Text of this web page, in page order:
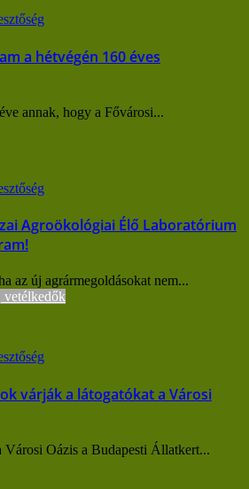
a hétvégén 160 éves
annak, hogy a Fővárosi...
Agroökológiai Élő Laboratórium
az új agrármegoldásokat nem...
vetélkedők
várják a látogatókat a Városi
Városi Oázis a Budapesti Állatkert...